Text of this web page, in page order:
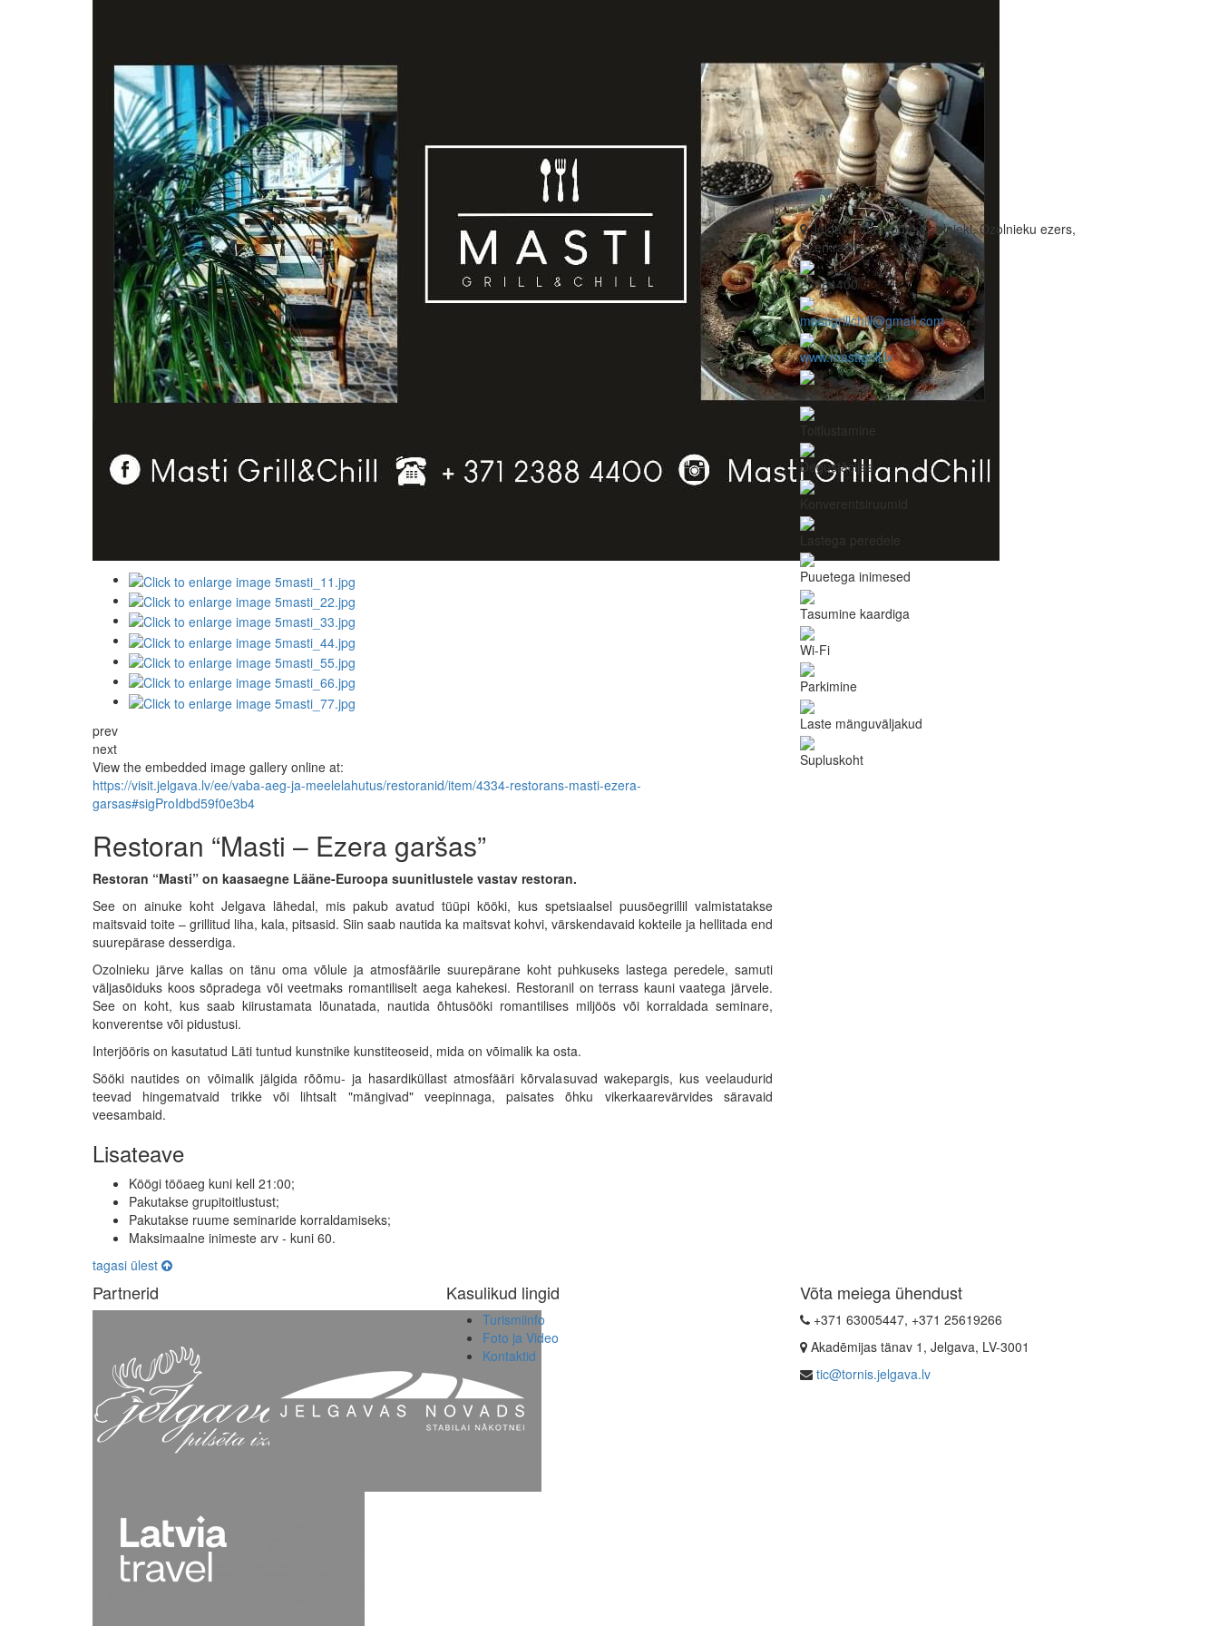
prev
next
View the embedded image gallery online at:
https://visit.jelgava.lv/ee/vaba-aeg-ja-meelelahutus/restoranid/item/4334-restorans-masti-ezera-
garsas#sigProIdbd59f0e3b4
Restoran “Masti – Ezera garšas”
Restoran “Masti” on kaasaegne Lääne-Euroopa suunitlustele vastav restoran.
See on ainuke koht Jelgava lähedal, mis pakub avatud tüüpi kööki, kus spetsiaalsel puusöegrillil valmistatakse
maitsvaid toite – grillitud liha, kala, pitsasid. Siin saab nautida ka maitsvat kohvi, värskendavaid kokteile ja hellitada end
suurepärase desserdiga.
Ozolnieku järve kallas on tänu oma võlule ja atmosfäärile suurepärane koht puhkuseks lastega peredele, samuti
väljasõiduks koos sõpradega või veetmaks romantiliselt aega kahekesi. Restoranil on terrass kauni vaatega järvele.
See on koht, kus saab kiirustamata lõunatada, nautida õhtusööki romantilises miljöös või korraldada seminare,
konverentse või pidustusi.
Interjööris on kasutatud Läti tuntud kunstnike kunstiteoseid, mida on võimalik ka osta.
Sööki nautides on võimalik jälgida rõõmu- ja hasardiküllast atmosfääri kõrvalasuvad wakepargis, kus veelaudurid
teevad hingematvaid trikke või lihtsalt "mängivad" veepinnaga, paisates õhku vikerkaarevärvides säravaid
veesambaid.
Lisateave
Köögi tööaeg kuni kell 21:00;
Pakutakse grupitoitlustust;
Pakutakse ruume seminaride korraldamiseks;
Maksimaalne inimeste arv - kuni 60.
tagasi ülest
Jelgava maakond, Ozolnieki, Ozolnieku ezers,
Ezerkrasti
23884400
mastigrillchill@gmail.com
www.mastigrill.lv
LV, RU, ENG
Toitlustamine
Degustācijas
Konverentsiruumid
Lastega peredele
Puuetega inimesed
Tasumine kaardiga
Wi-Fi
Parkimine
Laste mänguväljakud
Supluskoht
Partnerid Kasulikud lingid
Turismiinfo
Foto ja Video
Kontaktid
Võta meiega ühendust
+371 63005447, +371 25619266
Akadēmijas tänav 1, Jelgava, LV-3001
tic@tornis.jelgava.lv